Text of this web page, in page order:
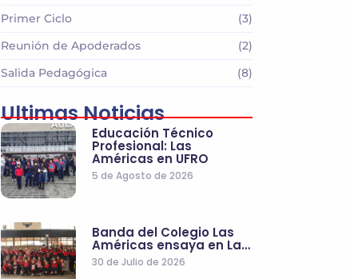
Primer Ciclo
(3)
Reunión de Apoderados
(2)
Salida Pedagógica
(8)
Ultimas Noticias
Educación Técnico
Profesional: Las
Américas en UFRO
5 de Agosto de 2026
Banda del Colegio Las
Américas ensaya en La…
30 de Julio de 2026